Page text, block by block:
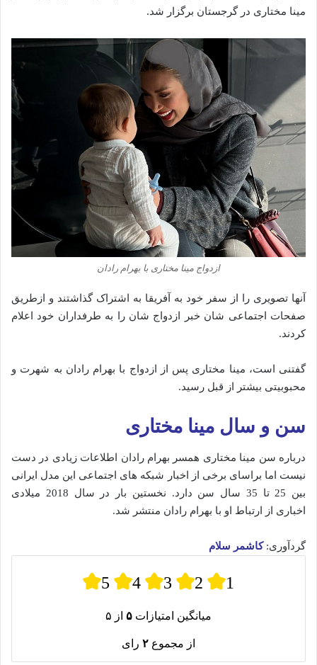
مینا مختاری در گرجستان برگزار شد.
ازدواج مینا مختاری با بهرام رادان
آنها تصویری را از سفر خود به آفریقا به اشتراک گذاشتند و ازطریق
صفحات اجتماعی شان خبر ازدواج شان را به طرفداران خود اعلام
کردند.
گفتنی است، مینا مختاری پس از ازدواج با بهرام رادان به شهرت و
محبوبیتی بیشتر از قبل رسید.
سن و سال مینا مختاری
درباره سن مینا مختاری همسر بهرام رادان اطلاعات زیادی در دست
نیست اما براسای برخی از اخبار شبکه های اجتماعی این مدل ایرانی
بین 25 تا 35 سال سن دارد. نخستین بار در سال 2018 میلادی
اخباری از ارتباط او با بهرام رادان منتشر شد.
گردآوری:کاشمر سلام
5 4 3 2 1
میانگین امتیازات ۵ از ۵
از مجموع ۲ رای